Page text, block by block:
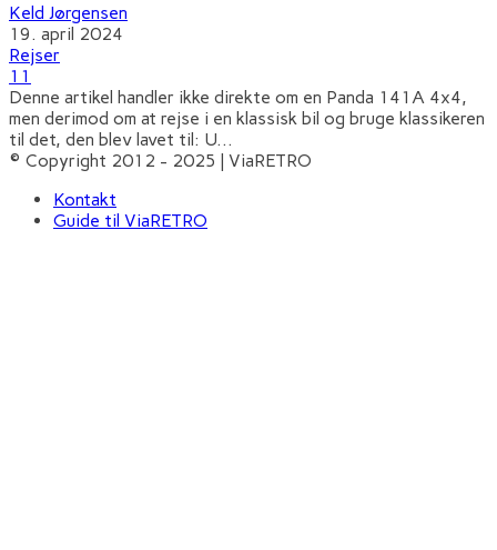
Keld Jørgensen
19. april 2024
Rejser
11
Denne artikel handler ikke direkte om en Panda 141A 4x4,
men derimod om at rejse i en klassisk bil og bruge klassikeren
til det, den blev lavet til: U...
© Copyright 2012 - 2025 | ViaRETRO
Kontakt
Guide til ViaRETRO